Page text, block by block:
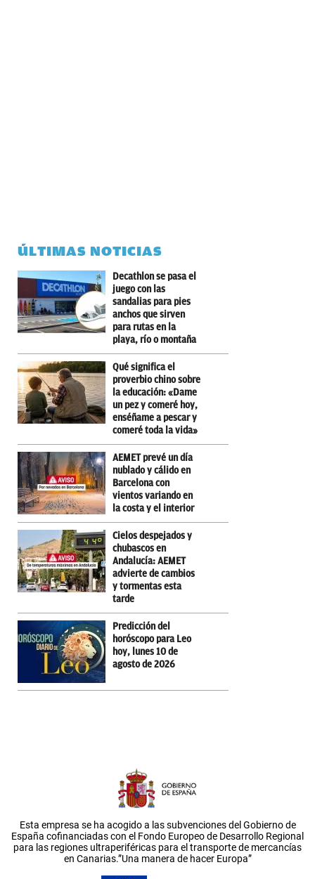
ÚLTIMAS NOTICIAS
Decathlon se pasa el
juego con las
sandalias para pies
anchos que sirven
para rutas en la
playa, río o montaña
Qué significa el
proverbio chino sobre
la educación: «Dame
un pez y comeré hoy,
enséñame a pescar y
comeré toda la vida»
AEMET prevé un día
nublado y cálido en
Barcelona con
vientos variando en
la costa y el interior
Cielos despejados y
chubascos en
Andalucía: AEMET
advierte de cambios
y tormentas esta
tarde
Predicción del
horóscopo para Leo
hoy, lunes 10 de
agosto de 2026
Esta empresa se ha acogido a las subvenciones del Gobierno de
España cofinanciadas con el Fondo Europeo de Desarrollo Regional
para las regiones ultraperiféricas para el transporte de mercancías
en Canarias.”Una manera de hacer Europa”